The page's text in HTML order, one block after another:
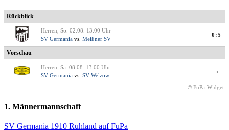
Rückblick
Herren, So. 02.08. 13:00 Uhr
SV Germania vs. Meißner SV
0:5
Vorschau
Herren, Sa. 08.08. 13:00 Uhr
SV Germania vs. SV Welzow
-:-
© FuPa-Widget
1. Männermannschaft
SV Germania 1910 Ruhland auf FuPa